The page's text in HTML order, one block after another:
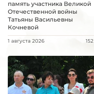
память участника Великой
Отечественной войны
Татьяны Васильевны
Кочневой
1 августа 2026 152